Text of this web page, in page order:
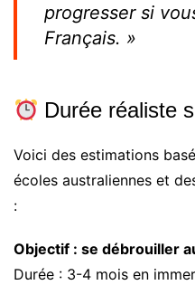
progresser si
Français. »
Durée réaliste
Voici des estimations
écoles australiennes et
:
Objectif : se débrouiller
Durée : 3-4 mois en